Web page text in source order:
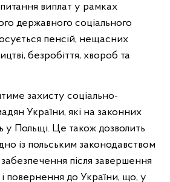
виплат у рамках
державного соціального
пенсій, нещасних
безробіття, хвороб та
захисту соціально-
України, які на законних
у Польщі. Це також дозволить
із польським законодавством
після завершення
і повернення до України, що, у